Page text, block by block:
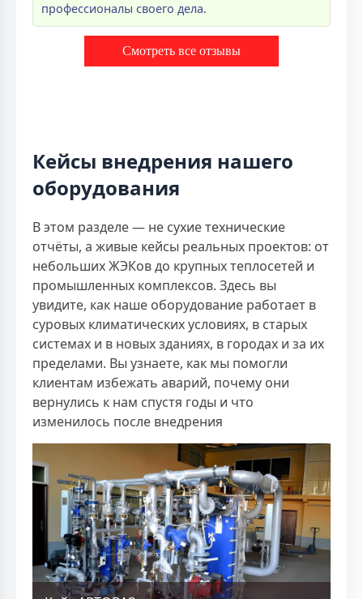
профессионалы своего дела.
Смотреть все отзывы
Кейсы внедрения нашего
оборудования
В этом разделе — не сухие технические
отчёты, а живые кейсы реальных проектов: от
небольших ЖЭКов до крупных теплосетей и
промышленных комплексов. Здесь вы
увидите, как наше оборудование работает в
суровых климатических условиях, в старых
системах и в новых зданиях, в городах и за их
пределами. Вы узнаете, как мы помогли
клиентам избежать аварий, почему они
вернулись к нам спустя годы и что
изменилось после внедрения